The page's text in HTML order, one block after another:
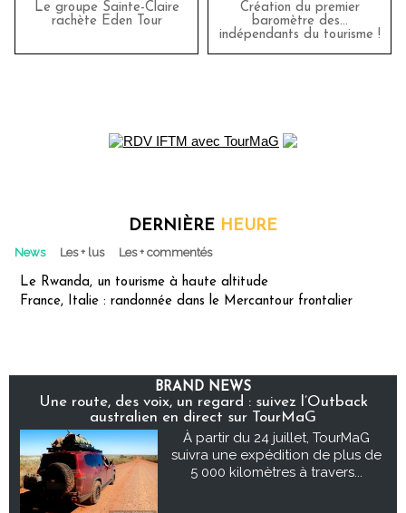
Le groupe Sainte-Claire
rachète Eden Tour
Création du premier
baromètre des…
indépendants du tourisme !
DERNIÈRE HEURE
News Les + lus Les + commentés
Le Rwanda, un tourisme à haute altitude
France, Italie : randonnée dans le Mercantour frontalier
BRAND NEWS
Une route, des voix, un regard : suivez l’Outback
australien en direct sur TourMaG
À partir du 24 juillet, TourMaG
suivra une expédition de plus de
5 000 kilomètres à travers...